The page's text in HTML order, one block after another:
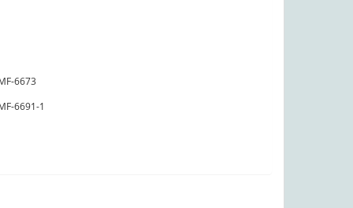
6673
6691-1